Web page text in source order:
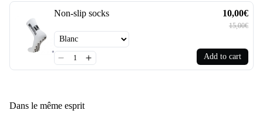
Non-slip socks 10,00€
15,00€
Add to cart
Dans le même esprit